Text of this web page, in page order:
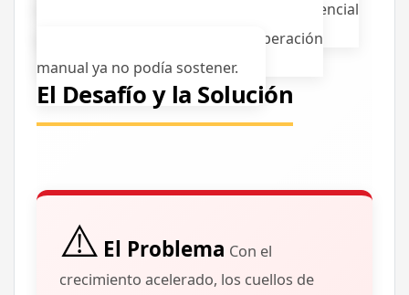
Metro y D1. Pero este crecimiento exponencial
traía consigo un desafío que la operación
manual ya no podía sostener.
El Desafío y la Solución
⚠️ El Problema Con el
crecimiento acelerado, los cuellos de